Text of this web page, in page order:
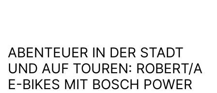
E-BIKES
ROBERT/A-SERIE
ABENTEUER IN DER STADT
UND AUF TOUREN: ROBERT/A
E-BIKES MIT BOSCH POWER